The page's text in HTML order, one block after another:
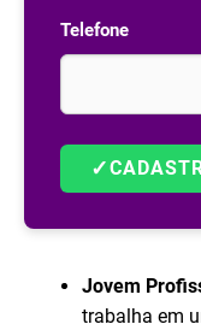
Telefone
✓
Jovem
trabalha em